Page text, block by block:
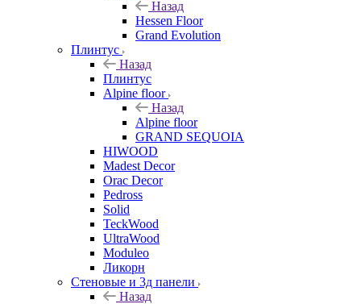
Назад
Hessen Floor
Grand Evolution
Плинтус
Назад
Плинтус
Alpine floor
Назад
Alpine floor
GRAND SEQUOIA
HIWOOD
Madest Decor
Orac Decor
Pedross
Solid
TeckWood
UltraWood
Moduleo
Ликорн
Стеновые и 3д панели
Назад